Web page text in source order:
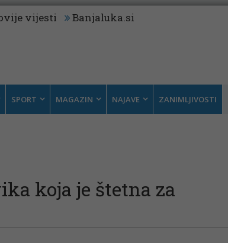
vijesti Banjaluka.si
SPORT MAGAZIN NAJAVE ZANIMLJIVOSTI
koja je štetna za